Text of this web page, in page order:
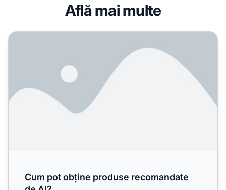
Află mai multe
Cum pot obține produse recomandate de AI?
Cum pot obține produse recomandate